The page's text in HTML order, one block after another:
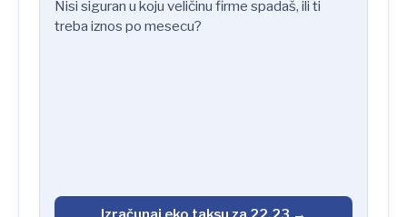
Nisi siguran u koju veličinu firme spadaš, ili ti
treba iznos po mesecu?